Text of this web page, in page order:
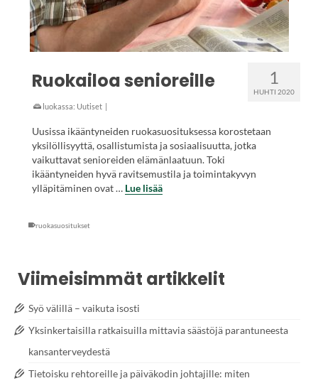
1
HUHTI 2020
Ruokailoa senioreille
luokassa: Uutiset |
Uusissa ikääntyneiden ruokasuosituksessa korostetaan
yksilöllisyyttä, osallistumista ja sosiaalisuutta, jotka
vaikuttavat senioreiden elämänlaatuun. Toki
ikääntyneiden hyvä ravitsemustila ja toimintakyvyn
ylläpitäminen ovat … Lue lisää
ruokasuositukset
Viimeisimmät artikkelit
Syö välillä – vaikuta isosti
Yksinkertaisilla ratkaisuilla mittavia säästöjä parantuneesta
kansanterveydestä
Tietoisku rehtoreille ja päiväkodin johtajille: miten